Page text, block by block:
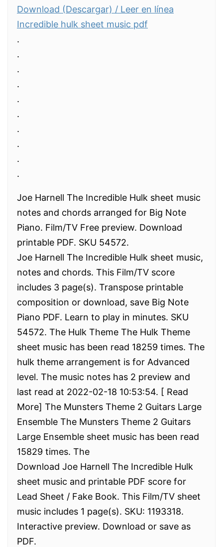
Download (Descargar) / Leer en línea
Incredible hulk sheet music pdf
.
.
.
.
.
.
.
.
.
.
Joe Harnell The Incredible Hulk sheet music
notes and chords arranged for Big Note
Piano. Film/TV Free preview. Download
printable PDF. SKU 54572.
Joe Harnell The Incredible Hulk sheet music,
notes and chords. This Film/TV score
includes 3 page(s). Transpose printable
composition or download, save Big Note
Piano PDF. Learn to play in minutes. SKU
54572. The Hulk Theme The Hulk Theme
sheet music has been read 18259 times. The
hulk theme arrangement is for Advanced
level. The music notes has 2 preview and
last read at 2022-02-18 10:53:54. [ Read
More] The Munsters Theme 2 Guitars Large
Ensemble The Munsters Theme 2 Guitars
Large Ensemble sheet music has been read
15829 times. The
Download Joe Harnell The Incredible Hulk
sheet music and printable PDF score for
Lead Sheet / Fake Book. This Film/TV sheet
music includes 1 page(s). SKU: 1193318.
Interactive preview. Download or save as
PDF.